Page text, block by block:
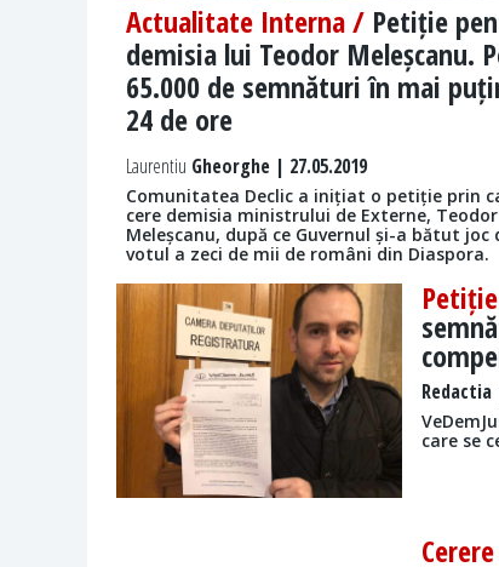
Actualitate Interna / Petiție
demisia lui Teodor Meleșcanu.
65.000 de semnături în mai
24 de ore
Laurentiu Gheorghe | 27.05.2019
Comunitatea Declic a inițiat o petiție prin
cere demisia ministrului de Externe, Teodor
Meleșcanu, după ce Guvernul și-a bătut joc
votul a zeci de mii de români din Diaspora.
Redactia
care se